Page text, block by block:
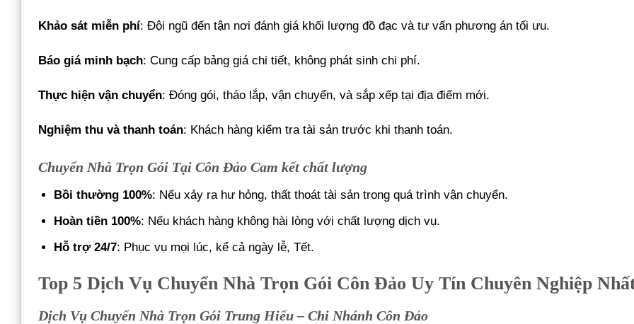
Khảo sát miễn phí: Đội ngũ đến tận nơi đánh giá khối lượng đồ đạc và tư vấn phương án tối ưu.
Báo giá minh bạch: Cung cấp bảng giá chi tiết, không phát sinh chi phí.
Thực hiện vận chuyển: Đóng gói, tháo lắp, vận chuyển, và sắp xếp tại địa điểm mới.
Nghiệm thu và thanh toán: Khách hàng kiểm tra tài sản trước khi thanh toán.
Chuyển Nhà Trọn Gói Tại Côn Đảo Cam kết chất lượng
Bồi thường 100%: Nếu xảy ra hư hỏng, thất thoát tài sản trong quá trình vận chuyển.
Hoàn tiền 100%: Nếu khách hàng không hài lòng với chất lượng dịch vụ.
Hỗ trợ 24/7: Phục vụ mọi lúc, kể cả ngày lễ, Tết.
Top 5 Dịch Vụ Chuyển Nhà Trọn Gói Côn Đảo Uy Tín Chuyên Nghiệp
Dịch Vụ Chuyển Nhà Trọn Gói Trung Hiếu – Chi Nhánh Côn Đảo